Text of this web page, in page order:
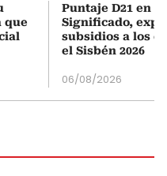
que
Puntaje D21 en
Significado,
subsidios a los
el Sisbén 2026
06/08/2026